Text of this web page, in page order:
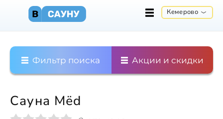
Кемерово
Фильтр поиска Акции и скидки
Сауна Мёd